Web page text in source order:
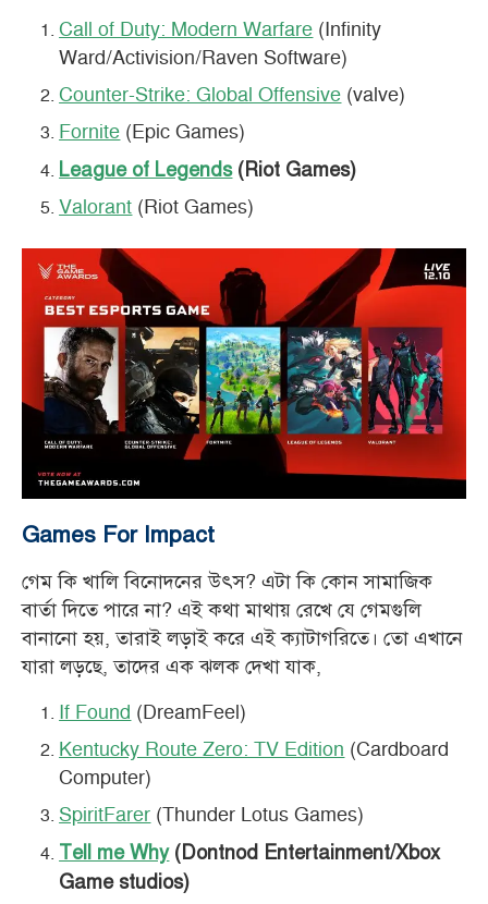
Call of Duty: Modern Warfare(Infinity
Ward/Activision/Raven Software)
Counter-Strike: Global Offensive(valve)
Fornite(Epic Games)
League of Legends(Riot Games)
Valorant(Riot Games)
Games For Impact
গেম কি খালি বিনোদনের উৎস? এটা কি কোন সামাজিক
বার্তা দিতে পারে না? এই কথা মাথায় রেখে যে গেমগুলি
বানানো হয়, তারাই লড়াই করে এই ক্যাটাগরিতে। তো এখানে
যারা লড়ছে, তাদের এক ঝলক দেখা যাক,
If Found (DreamFeel)
Kentucky Route Zero: TV Edition (Cardboard
Computer)
SpiritFarer (Thunder Lotus Games)
Tell me Why(Dontnod Entertainment/Xbox
Game studios)